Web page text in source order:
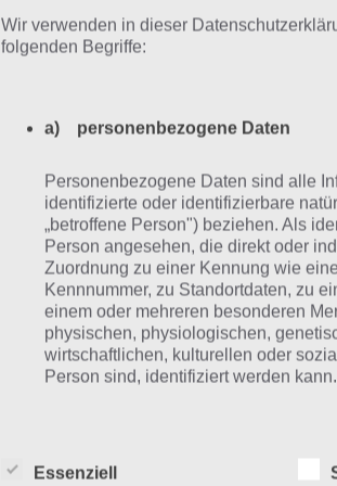
Wir verwenden in dieser
folgenden Begriffe:
a) personenbezogene Daten
Personenbezogene Daten sind alle
identifizierte oder identifizierbare
„betroffene Person") beziehen. Als
Person angesehen, die direkt oder
Zuordnung zu einer Kennung wie
Kennnummer, zu Standortdaten, zu
einem oder mehreren besonderen
physischen, physiologischen,
wirtschaftlichen, kulturellen oder
Person sind, identifiziert werden kann.
Essenziell